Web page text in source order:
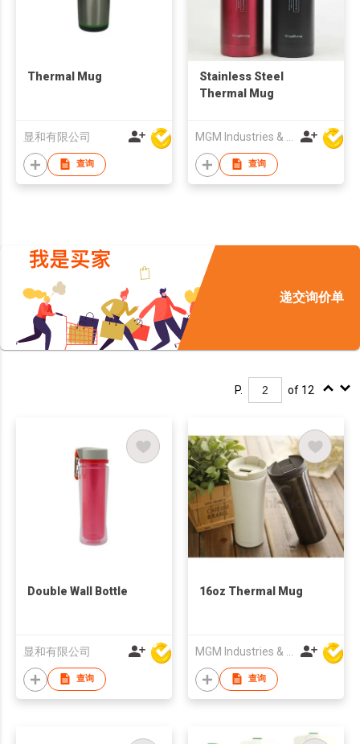
Thermal Mug
显和有限公司
查询
Stainless Steel
Thermal Mug
查询
递交询价单
P. of 12
Double Wall Bottle
显和有限公司
查询
16oz Thermal Mug
查询